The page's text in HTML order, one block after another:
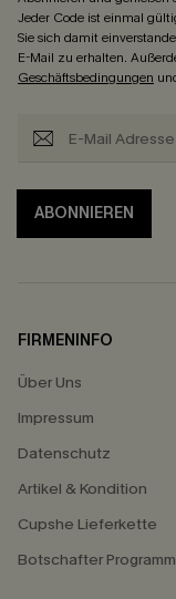
Jeder Code ist einmal
Sie sich damit
E-Mail zu erhalten.
Geschäftsbedingungen
ABONNIEREN
FIRMENINFO
Über Uns
Impressum
Datenschutz
Artikel & Kondition
Cupshe Lieferkette
Botschafter Programm